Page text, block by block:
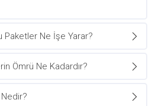
Paketler Ne İşe Yarar?
Ömrü Ne Kadardır?